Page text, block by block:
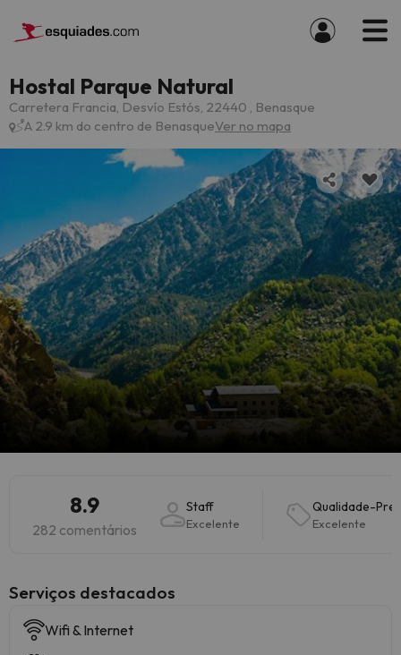
Hostal Parque Natural
Carretera Francia, Desvío Estós, 22440 , Benasque
A 2.9 km do centro de BenasqueVer no mapa
8.9
282 comentários
Staff
Excelente
Qualidade-
Excelente
Serviços destacados
Wifi & Internet